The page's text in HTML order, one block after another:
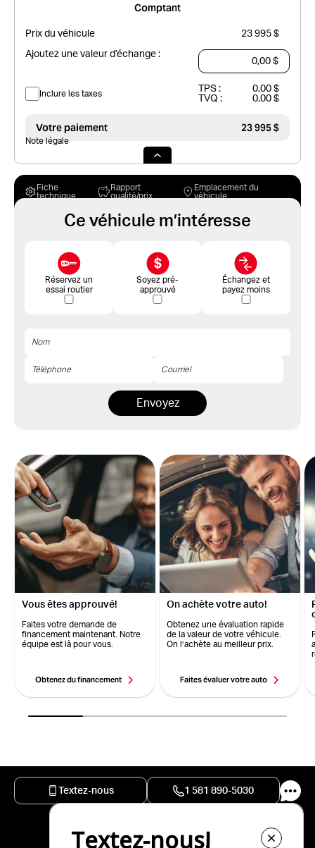
Comptant
Prix du véhicule 23 995 $
Ajoutez une valeur d’échange :
Inclure les taxes TPS :
0,00 $
TVQ :
0,00 $
Votre paiement 23 995 $
Note légale
Fiche
technique
Rapport
qualité/prix
Emplacement du
véhicule
Ce véhicule m’intéresse
Réservez un
essai routier
Soyez pré-
approuvé
Échangez et
payez moins
Envoyez
Vous êtes approuvé!
Faites votre demande de
financement maintenant. Notre
équipe est là pour vous.
Obtenez du financement
On achète votre auto!
Obtenez une évaluation rapide
de la valeur de votre véhicule.
On l’achète au meilleur prix.
Faites évaluer votre auto
Textez-nous 1 581 890-5030